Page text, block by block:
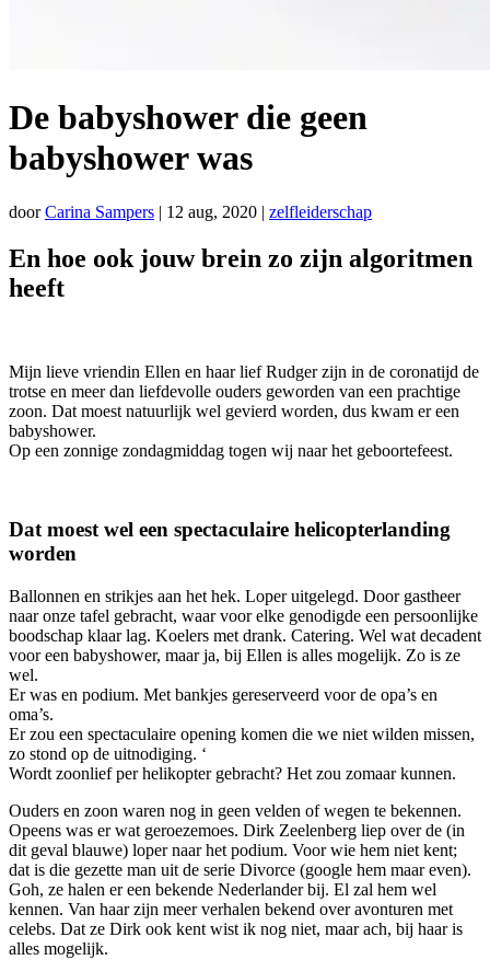
De babyshower die geen
babyshower was
doorCarina Sampers | 12 aug, 2020 | zelfleiderschap
En hoe ook jouw brein zo zijn algoritmen
heeft
Mijn lieve vriendin Ellen en haar lief Rudger zijn in de coronatijd de
trotse en meer dan liefdevolle ouders geworden van een prachtige
zoon. Dat moest natuurlijk wel gevierd worden, dus kwam er een
babyshower.
Op een zonnige zondagmiddag togen wij naar het geboortefeest.
Dat moest wel een spectaculaire helicopterlanding
worden
Ballonnen en strikjes aan het hek. Loper uitgelegd. Door gastheer
naar onze tafel gebracht, waar voor elke genodigde een persoonlijke
boodschap klaar lag. Koelers met drank. Catering. Wel wat decadent
voor een babyshower, maar ja, bij Ellen is alles mogelijk. Zo is ze
wel.
Er was en podium. Met bankjes gereserveerd voor de opa’s en
oma’s.
Er zou een spectaculaire opening komen die we niet wilden missen,
zo stond op de uitnodiging. ‘
Wordt zoonlief per helikopter gebracht? Het zou zomaar kunnen.
Ouders en zoon waren nog in geen velden of wegen te bekennen.
Opeens was er wat geroezemoes. Dirk Zeelenberg liep over de (in
dit geval blauwe) loper naar het podium. Voor wie hem niet kent;
dat is die gezette man uit de serie Divorce (google hem maar even).
Goh, ze halen er een bekende Nederlander bij. El zal hem wel
kennen. Van haar zijn meer verhalen bekend over avonturen met
celebs. Dat ze Dirk ook kent wist ik nog niet, maar ach, bij haar is
alles mogelijk.